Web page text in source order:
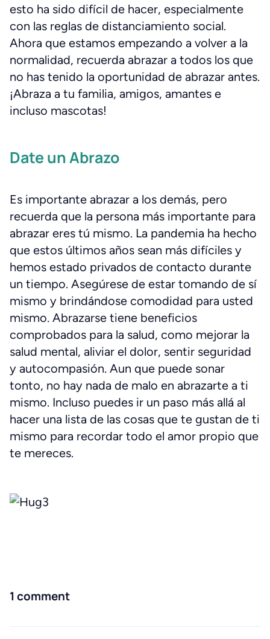
esto ha sido difícil de hacer, especialmente
con las reglas de distanciamiento social.
Ahora que estamos empezando a volver a la
normalidad, recuerda abrazar a todos los que
no has tenido la oportunidad de abrazar antes.
¡Abraza a tu familia, amigos, amantes e
incluso mascotas!
Date un Abrazo
Es importante abrazar a los demás, pero
recuerda que la persona más importante para
abrazar eres tú mismo. La pandemia ha hecho
que estos últimos años sean más difíciles y
hemos estado privados de contacto durante
un tiempo. Asegúrese de estar tomando de sí
mismo y brindándose comodidad para usted
mismo. Abrazarse tiene beneficios
comprobados para la salud, como mejorar la
salud mental, aliviar el dolor, sentir seguridad
y autocompasión. Aun que puede sonar
tonto, no hay nada de malo en abrazarte a ti
mismo. Incluso puedes ir un paso más allá al
hacer una lista de las cosas que te gustan de ti
mismo para recordar todo el amor propio que
te mereces.
1 comment